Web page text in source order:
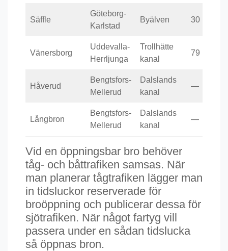
Säffle
Göteborg-
Karlstad
Byälven 30
Vänersborg
Uddevalla-
Herrljunga
Trollhätte
kanal
79
Håverud
Bengtsfors-
Mellerud
Dalslands
kanal
—
Långbron
Bengtsfors-
Mellerud
Dalslands
kanal
—
Vid en öppningsbar bro behöver
tåg- och båttrafiken samsas. När
man planerar tågtrafiken lägger man
in tidsluckor reserverade för
broöppning och publicerar dessa för
sjötrafiken. När något fartyg vill
passera under en sådan tidslucka
så öppnas bron.